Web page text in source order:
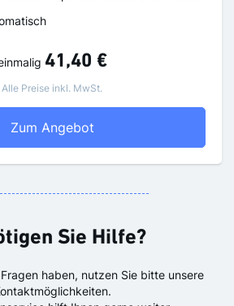
41,40 €
Alle Preise inkl. MwSt.
Zum Angebot6 Wochen TZ
Sie Hilfe?
haben, nutzen Sie bitte unsere